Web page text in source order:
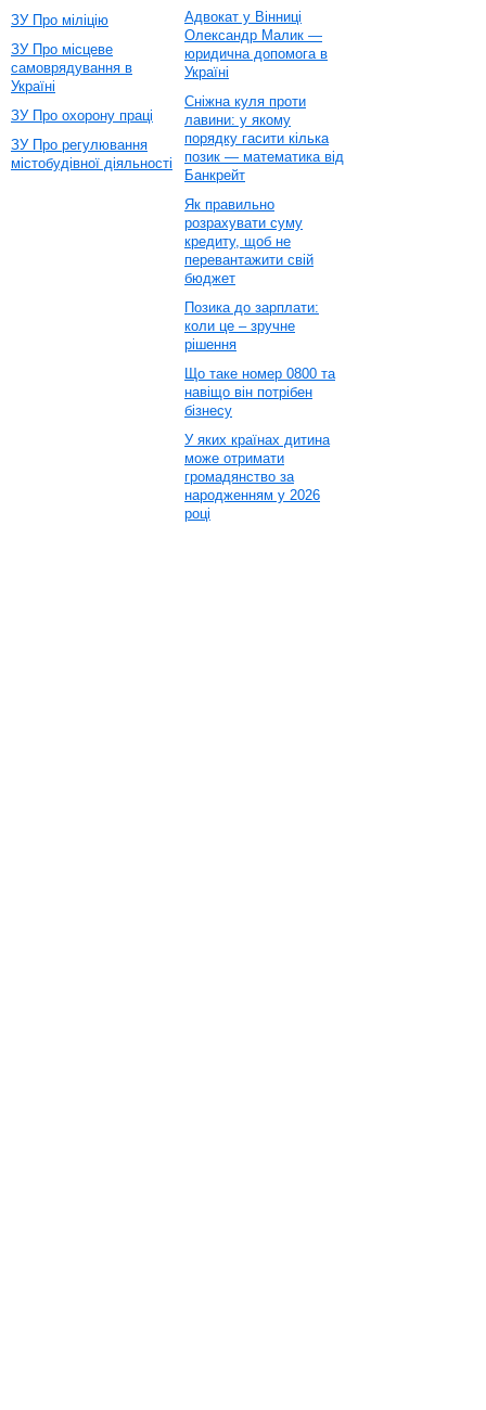
ЗУ Про міліцію
ЗУ Про місцеве
самоврядування в
Україні
ЗУ Про охорону праці
ЗУ Про регулювання
містобудівної діяльності
Адвокат у Вінниці
Олександр Малик —
юридична допомога в
Україні
Сніжна куля проти
лавини: у якому
порядку гасити кілька
позик — математика від
Банкрейт
Як правильно
розрахувати суму
кредиту, щоб не
перевантажити свій
бюджет
Позика до зарплати:
коли це – зручне
рішення
Що таке номер 0800 та
навіщо він потрібен
бізнесу
У яких країнах дитина
може отримати
громадянство за
народженням у 2026
році